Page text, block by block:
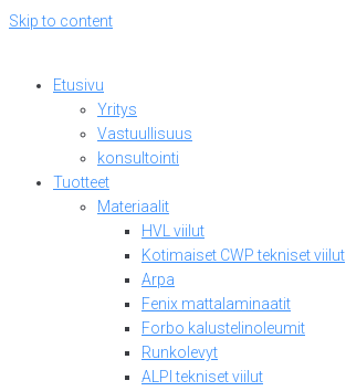
Skip to content
Etusivu
Yritys
Vastuullisuus
konsultointi
Tuotteet
Materiaalit
HVL viilut
Kotimaiset CWP tekniset viilut
Arpa
Fenix mattalaminaatit
Forbo kalustelinoleumit
Runkolevyt
ALPI tekniset viilut